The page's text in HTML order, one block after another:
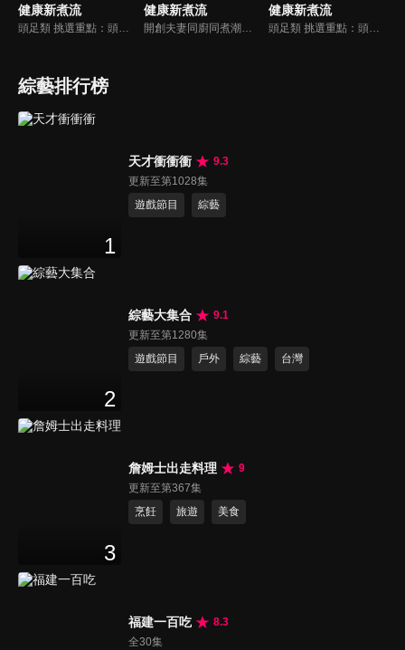
健康新煮流
頭足類 挑選重點：頭足類利用清洗時去除內臟可以降低膽固醇的攝取。挑選雙眼清澈明亮，眼球稍微凸出，肉質結實有彈性為佳。身體具透明感，觸腕或是吸盤一碰到活體就會吸附住便是新鮮的。
健康新煮流
開創夫妻同廚同煮潮流的KC夫婦，繼《健康醫食代》後，走出攝影棚，帶大家全台走透透，發掘上帝賞賜的美味食材，內容融合新加坡南洋風和客家純樸味，加上台灣獨特的閩南風情，互相激盪交織出的火花，打造出獨一無二的美食節目。
健康新煮流
頭足類 挑選重點：頭足類利用清洗時去除內臟可以降低膽固醇的攝取。挑選雙眼清澈明亮，眼球稍微凸出，肉質結實有彈性為佳。身體具透明感，觸腕或是吸盤一碰到活體就會吸附住便是新鮮的。
綜藝排行榜
1
天才衝衝衝
9.3
更新至第1028集
遊戲節目
綜藝
2
綜藝大集合
9.1
更新至第1280集
遊戲節目
戶外 綜藝 台灣
3
詹姆士出走料理
9
更新至第367集
烹飪
旅遊 美食
福建一百吃
8.3
全30集